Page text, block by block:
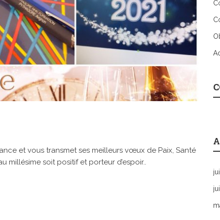
et vous transmet ses meilleurs vœux de Paix, Santé
millésime soit positif et porteur d’espoir..